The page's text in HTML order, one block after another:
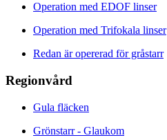
Operation med EDOF linser
Operation med Trifokala linser
Redan är opererad för gråstarr
Regionvård
Gula fläcken
Grönstarr - Glaukom